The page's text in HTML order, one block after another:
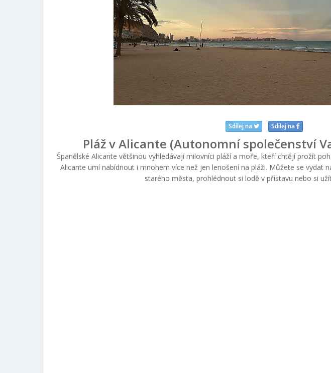
Sdílej na Sdílej na
Pláž v Alicante (Autonomní společenství
Španělské Alicante většinou vyhledávají milovníci pláží a moře, kteří chtějí prožít
Alicante umí nabídnout i mnohem více než jen lenošení na pláži. Můžete se vydat
starého města, prohlédnout si lodě v přístavu nebo si